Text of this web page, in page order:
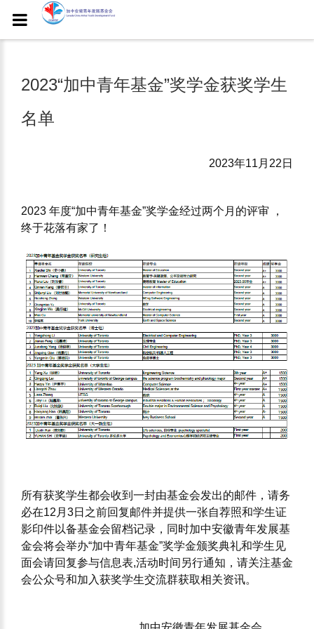
2023​“加中青年基金”奖学金获奖学生
名单
2023年11月22日
2023 年度“加中青年基金”奖学金经过两个月的评审 ，
终于花落有家了！
所有获奖学生都会收到一封由基金会发出的邮件， 请务
必在12月3日之前回复邮件并提供一张自荐照和学生证
影印件以备基金会留档记录，同时加中安徽青年发展基
金会将会举办“加中青年基金”奖学金颁奖典礼和学生见
面会请回复参与信息表,活动时间另行通知，请关注基金
会公众号和加入获奖学生交流群获取相关资讯。